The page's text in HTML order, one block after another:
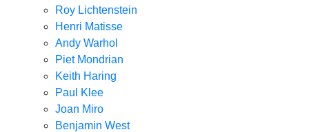
Roy Lichtenstein
Henri Matisse
Andy Warhol
Piet Mondrian
Keith Haring
Paul Klee
Joan Miro
Benjamin West